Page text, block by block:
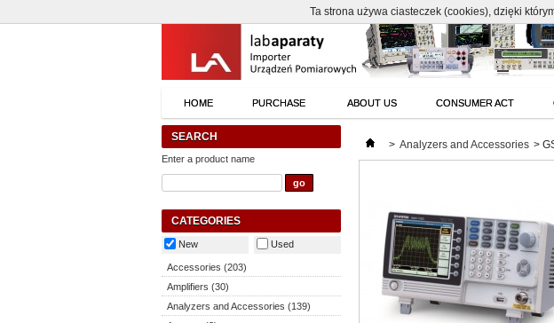
HOME PURCHASE ABOUT US CONSUMER ACT
SEARCH
Enter a product name
CATEGORIES
New Used
Accessories (203)
Amplifiers (30)
Analyzers and Accessories (139)
> Analyzers and Accessories >
Ta strona używa ciasteczek (cookies), dzięki